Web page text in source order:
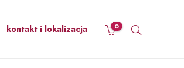
kontakt i lokalizacja 0